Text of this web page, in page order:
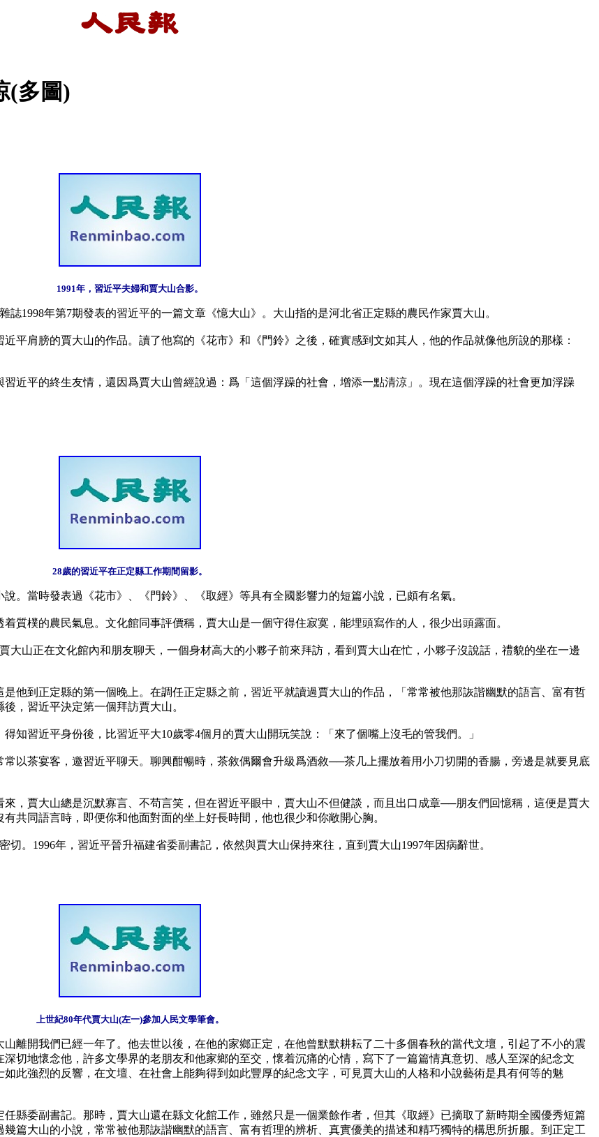
(多圖)
1991年，習近平夫婦和賈大山合影。
誌1998年第7期發表的習近平的一篇文章《憶大山》。大山指的是河北省正定縣的農民作家賈大山。
平肩膀的賈大山的作品。讀了他寫的《花市》和《門鈴》之後，確實感到文如其人，他的作品就像他所說的那樣：
近平的終生友情，還因爲賈大山曾經說過：爲「這個浮躁的社會，增添一點清涼」。現在這個浮躁的社會更加浮躁
28歲的習近平在正定縣工作期間留影。
。當時發表過《花市》、《門鈴》、《取經》等具有全國影響力的短篇小說，已頗有名氣。
質樸的農民氣息。文化館同事評價稱，賈大山是一個守得住寂寞，能埋頭寫作的人，很少出頭露面。
大山正在文化館內和朋友聊天，一個身材高大的小夥子前來拜訪，看到賈大山在忙，小夥子沒說話，禮貌的坐在一邊
他到正定縣的第一個晚上。在調任正定縣之前，習近平就讀過賈大山的作品，「常常被他那詼諧幽默的語言、富有哲
，習近平決定第一個拜訪賈大山。
知習近平身份後，比習近平大10歲零4個月的賈大山開玩笑說：「來了個嘴上沒毛的管我們。」
以茶宴客，邀習近平聊天。聊興酣暢時，茶敘偶爾會升級爲酒敘──茶几上擺放着用小刀切開的香腸，旁邊是就要見底
，賈大山總是沉默寡言、不苟言笑，但在習近平眼中，賈大山不但健談，而且出口成章──朋友們回憶稱，這便是賈大
共同語言時，即便你和他面對面的坐上好長時間，他也很少和你敞開心胸。
。1996年，習近平晉升福建省委副書記，依然與賈大山保持來往，直到賈大山1997年因病辭世。
上世紀80年代賈大山(左一)參加人民文學筆會。
離開我們已經一年了。他去世以後，在他的家鄉正定，在他曾默默耕耘了二十多個春秋的當代文壇，引起了不小的震
切地懷念他，許多文學界的老朋友和他家鄉的至交，懷着沉痛的心情，寫下了一篇篇情真意切、感人至深的紀念文
此強烈的反響，在文壇、在社會上能夠得到如此豐厚的紀念文字，可見賈大山的人格和小說藝術是具有何等的魅
縣委副書記。那時，賈大山還在縣文化館工作，雖然只是一個業餘作者，但其《取經》已摘取了新時期全國優秀短篇
篇大山的小說，常常被他那詼諧幽默的語言、富有哲理的辨析、真實優美的描述和精巧獨特的構思所折服。到正定工